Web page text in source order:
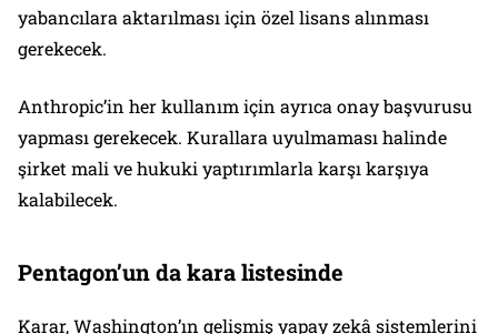
yabancılara aktarılması için özel lisans alınması
gerekecek.
Anthropic’in her kullanım için ayrıca onay başvurusu
yapması gerekecek. Kurallara uyulmaması halinde
şirket mali ve hukuki yaptırımlarla karşı karşıya
kalabilecek.
Pentagon’un da kara listesinde
Karar, Washington’ın gelişmiş yapay zekâ sistemlerini